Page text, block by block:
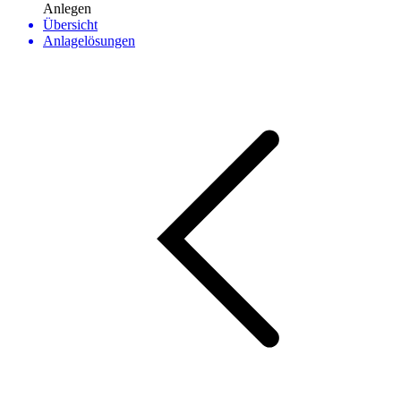
Anlegen
Übersicht
Anlagelösungen